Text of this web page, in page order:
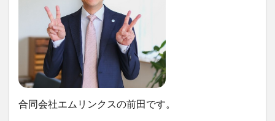
合同会社エムリンクスの前田です。